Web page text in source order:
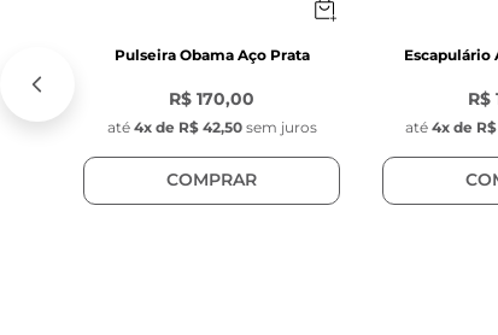
Pulseira Obama Aço Prata
R$ 170,00
até 4x de R$ 42,50 sem juros
COMPRAR
Escapulário
R$
até 4x de